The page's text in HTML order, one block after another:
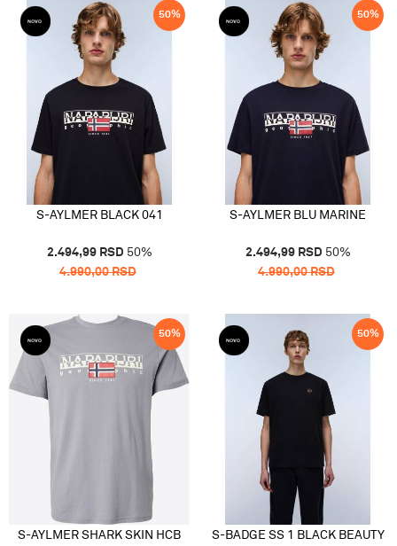
50%
S-AYLMER BLACK 041
2.494,99 RSD 50%
4.990,00RSD
50%
S-AYLMER BLU MARINE
2.494,99 RSD 50%
4.990,00RSD
50%
S-AYLMER SHARK SKIN HCB
50%
S-BADGE SS 1 BLACK BEAUTY